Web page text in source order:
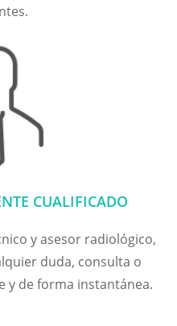
CUALIFICADO
y asesor radiológico,
duda, consulta o
y de forma instantánea.